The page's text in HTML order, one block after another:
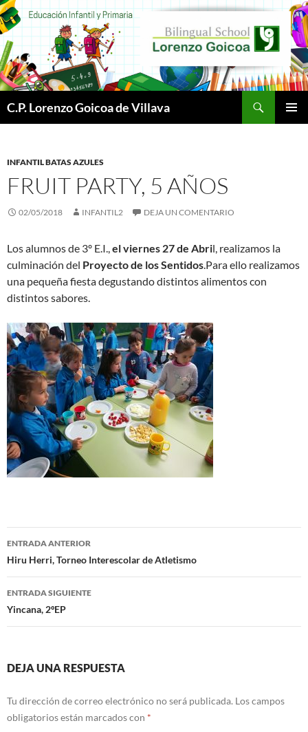
C.P. Lorenzo Goicoa de Villava
INFANTIL BATAS AZULES
FRUIT PARTY, 5 AÑOS
02/05/2018 INFANTIL2 DEJA UN COMENTARIO
Los alumnos de 3º E.I.,el viernes 27 de Abril, realizamos la
culminación del Proyecto de los Sentidos.Para ello realizamos
una pequeña fiesta degustando distintos alimentos con
distintos sabores.
Navegación
de
entradas
ENTRADA ANTERIOR
Hiru Herri, Torneo Interescolar de Atletismo
ENTRADA SIGUIENTE
Yincana, 2ºEP
DEJA UNA RESPUESTA
Tu dirección de correo electrónico no será publicada. Los campos
obligatorios están marcados con *